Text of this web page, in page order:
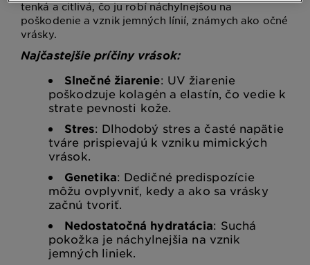
tenká a citlivá, čo ju robí náchylnejšou na
poškodenie a vznik jemných línií, známych ako očné
vrásky.
Najčastejšie príčiny vrások:
Slnečné žiarenie: UV žiarenie
poškodzuje kolagén a elastín, čo vedie k
strate pevnosti kože.
Stres: Dlhodobý stres a časté napätie
tváre prispievajú k vzniku mimických
vrások.
Genetika: Dedičné predispozície
môžu ovplyvniť, kedy a ako sa vrásky
začnú tvoriť.
Nedostatočná hydratácia: Suchá
pokožka je náchylnejšia na vznik
jemných liniek.